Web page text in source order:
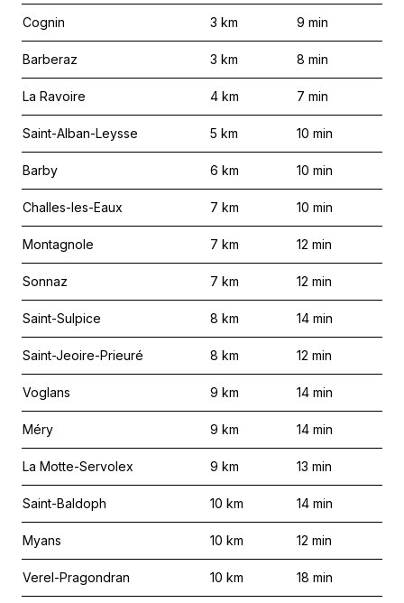
Cognin 3 km 9 min
Barberaz 3 km 8 min
La Ravoire 4 km 7 min
Saint-Alban-Leysse 5 km 10 min
Barby 6 km 10 min
Challes-les-Eaux 7 km 10 min
Montagnole 7 km 12 min
Sonnaz 7 km 12 min
Saint-Sulpice 8 km 14 min
Saint-Jeoire-Prieuré 8 km 12 min
Voglans 9 km 14 min
Méry 9 km 14 min
La Motte-Servolex 9 km 13 min
Saint-Baldoph 10 km 14 min
Myans 10 km 12 min
Verel-Pragondran 10 km 18 min